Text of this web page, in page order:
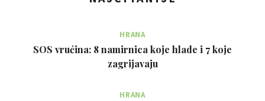
HRANA
SOS vrućina: 8 namirnica koje hlade i 7 koje
zagrijavaju
HRANA